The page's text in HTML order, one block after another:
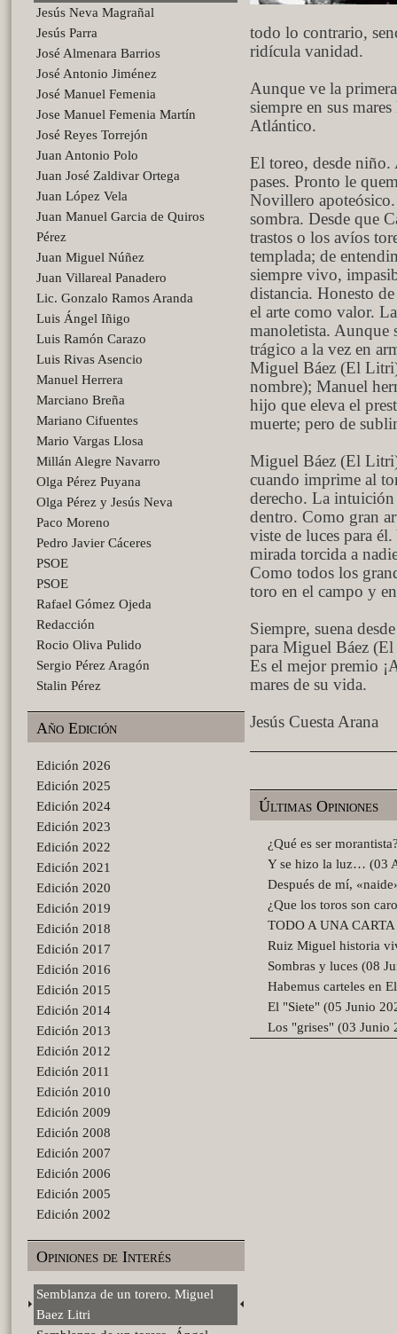
Jesús Neva Magrañal
Jesús Parra
José Almenara Barrios
José Antonio Jiménez
José Manuel Femenia
Jose Manuel Femenia Martín
José Reyes Torrejón
Juan Antonio Polo
Juan José Zaldivar Ortega
Juan López Vela
Juan Manuel Garcia de Quiros
Pérez
Juan Miguel Núñez
Juan Villareal Panadero
Lic. Gonzalo Ramos Aranda
Luis Ángel Iñigo
Luis Ramón Carazo
Luis Rivas Asencio
Manuel Herrera
Marciano Breña
Mariano Cifuentes
Mario Vargas Llosa
Millán Alegre Navarro
Olga Pérez Puyana
Olga Pérez y Jesús Neva
Paco Moreno
Pedro Javier Cáceres
PSOE
PSOE
Rafael Gómez Ojeda
Redacción
Rocio Oliva Pulido
Sergio Pérez Aragón
Stalin Pérez
Año Edición
Edición 2026
Edición 2025
Edición 2024
Edición 2023
Edición 2022
Edición 2021
Edición 2020
Edición 2019
Edición 2018
Edición 2017
Edición 2016
Edición 2015
Edición 2014
Edición 2013
Edición 2012
Edición 2011
Edición 2010
Edición 2009
Edición 2008
Edición 2007
Edición 2006
Edición 2005
Edición 2002
Opiniones de Interés
Semblanza de un torero. Miguel
Baez Litri
todo lo contrario,
ridícula vanidad.
Aunque ve la
siempre en sus
Atlántico.
El toreo, desde niño.
pases. Pronto le
Novillero
sombra. Desde que
trastos o los avíos
templada; de
siempre vivo,
distancia. Honesto
el arte como valor.
manoletista. Aunque
trágico a la vez en
Miguel Báez (El
nombre); Manuel
hijo que eleva el
muerte; pero de
Miguel Báez (El
cuando imprime al
derecho. La
dentro. Como gran
viste de luces para
mirada torcida a
Como todos los
toro en el campo y
Siempre, suena
para Miguel Báez (El
Es el mejor premio
mares de su vida.
Jesús Cuesta Arana
Últimas Opiniones
¿Qué es ser
Y se hizo la luz… (03
Después de mí,
¿Que los toros son
TODO A UNA
Ruiz Miguel historia
Sombras y luces (08
Habemus carteles en
El "Siete" (05 Junio
Los "grises" (03 Junio